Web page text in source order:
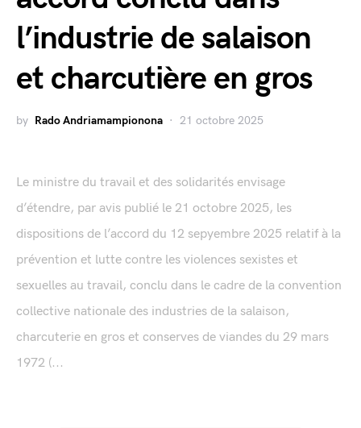
l’industrie de salaison
et charcutière en gros
by Rado Andriamampionona 21 octobre 2025
Le ministre du travail et des solidarités envisage
d’étendre, par avis publié le 21 octobre 2025, les
dispositions de l’accord du 12 sepyembre 2025 relatif à la
prévention et lutte contre les violences sexistes et
sexuelles au travail, conclu dans le cadre de la convention
collective nationale des industries de la salaison,
charcuterie en gros et conserves de viandes du 29 mars
1972 (...